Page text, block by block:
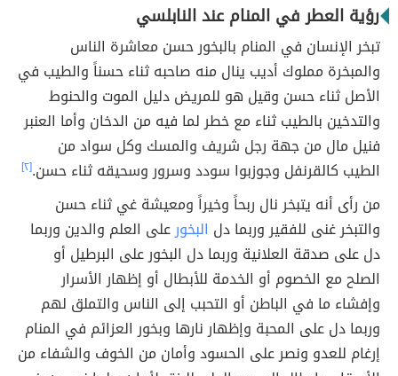
رؤية العطر في المنام عند النابلسي
تبخر الإنسان في المنام بالبخور حسن معاشرة الناس
والمبخرة مملوك أديب ينال منه صاحبه ثناء حسناً والطيب في
الأصل ثناء حسن وقيل هو للمريض دليل الموت والحنوط
والتدخين بالطيب ثناء مع خطر لما فيه من الدخان وأما العنبر
فنيل مال من جهة رجل شريف والمسك وكل سواد من
الطيب كالقرنفل وجوزبوا سودد وسرور وسحيقه ثناء حسن.[٢]
من رأى أنه يتبخر نال ربحاً وخيراً ومعيشة غي ثناء حسن
والتبخر غنى للفقير وربما دل البخورعلى العلم والدين وربما
دل على صدقة العلانية وربما دل البخور على البرطيل أو
الصلح مع الخصوم أو الخدمة للأبطال أو إظهار الأسرار
وإفشاء ما في الباطن أو التحبب إلى الناس والتملق لهم
وربما دل على المحبة وإظهار نارها وبخور العزائم في المنام
إرغام للعدو ونصر على الحسود وأمان من الخوف والشفاء من